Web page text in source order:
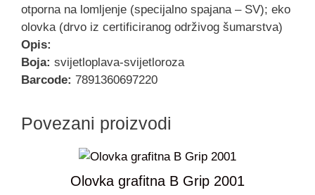
otporna na lomljenje (specijalno spajana – SV); eko
olovka (drvo iz certificiranog održivog šumarstva)
Opis:
Boja: svijetloplava-svijetloroza
Barcode: 7891360697220
Povezani proizvodi
Olovka grafitna B Grip 2001